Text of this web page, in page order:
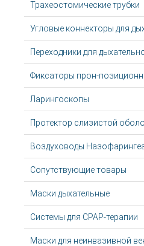
Трахеостомические трубки
Угловые коннекторы для
Переходники для
Фиксаторы прон-
Ларингоскопы
Протектор слизистой
Воздуховоды
Сопутствующие товары
Маски дыхательные
Системы для CPAP-терапии
Маски для неинвазивной